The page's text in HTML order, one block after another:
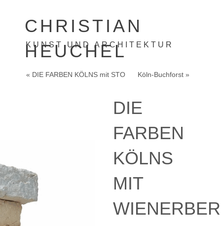
CHRISTIAN
HEUCHEL
KUNST UND ARCHITEKTUR
« DIE FARBEN KÖLNS mit STO Köln-Buchforst »
DIE
FARBEN
KÖLNS
MIT